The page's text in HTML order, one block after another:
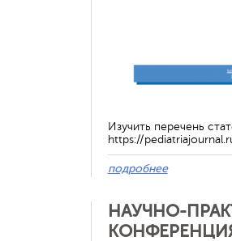
Изучить перечень
https://
подробнее
НАУЧНО-
Обратная связь